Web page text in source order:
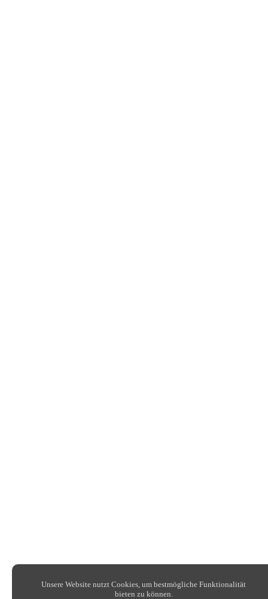
Unsere Website nutzt Cookies, um bestmögliche Funktionalität
bieten zu können.